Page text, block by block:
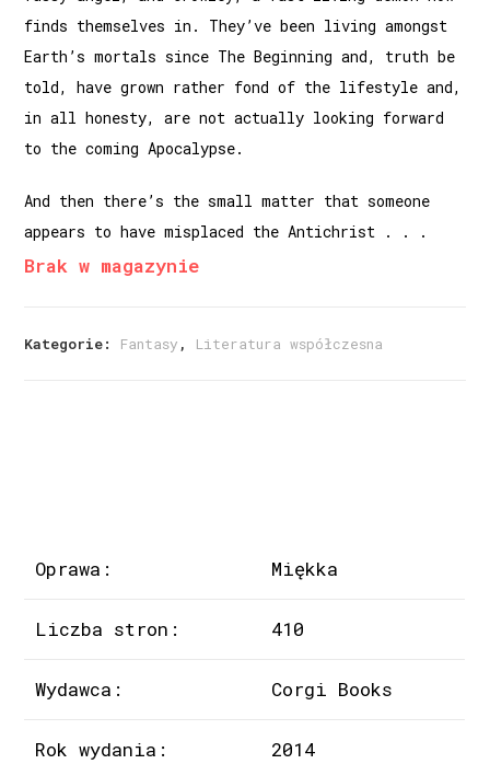
finds themselves in. They’ve been living amongst
Earth’s mortals since The Beginning and, truth be
told, have grown rather fond of the lifestyle and,
in all honesty, are not actually looking forward
to the coming Apocalypse.
And then there’s the small matter that someone
appears to have misplaced the Antichrist . . .
Brak w magazynie
Kategorie: Fantasy , Literatura współczesna
Oprawa: Miękka
Liczba stron: 410
Wydawca: Corgi Books
Rok wydania: 2014